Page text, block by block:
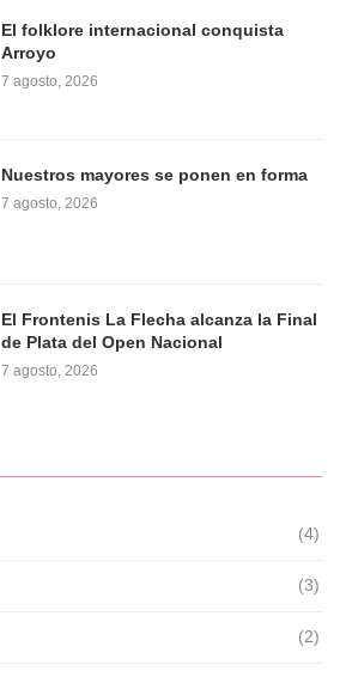
El folklore internacional conquista
Arroyo
7 agosto, 2026
Nuestros mayores se ponen en forma
7 agosto, 2026
El Frontenis La Flecha alcanza la Final
de Plata del Open Nacional
7 agosto, 2026
(4)
(3)
(2)